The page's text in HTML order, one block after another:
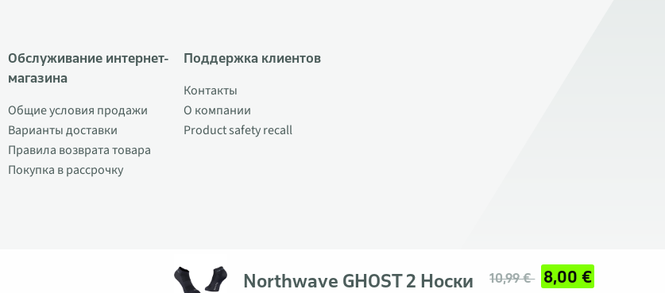
Northwave GHOST 2 Носки 10,99 € 8,00 €
Обслуживание интернет-
магазина
Общие условия продажи
Варианты доставки
Правила возврата товара
Покупка в рассрочку
Поддержка клиентов
Контакты
О компании
Product safety recall
© 2026 Veloplus OÜ. Все права защищены